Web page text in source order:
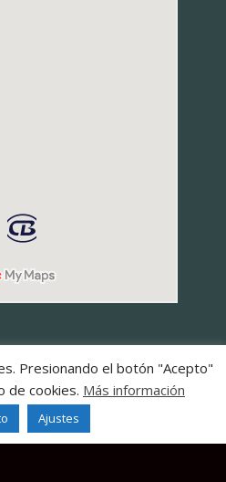
Blanco |
Presionando el botón "Acepto"
de cookies. Más información
Ajustes